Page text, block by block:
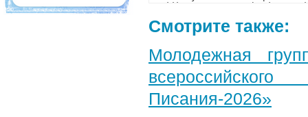
Смотрите также:
Молодежная
Писания-2026»